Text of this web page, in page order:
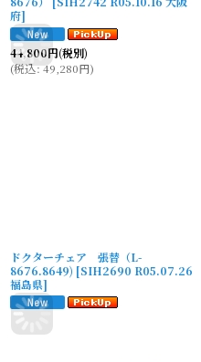
府]
44,800円(税別)
(税込:49,280円)
ドクターチェア 張替（L-
8676.8649) [SIH2690 R05.07.26
福島県]